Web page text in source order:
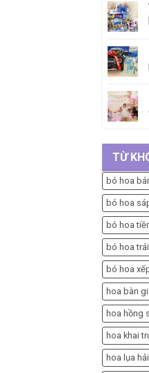
TỪ
bó hoa
bó hoa
bó hoa
bó hoa
bó hoa
hoa bàn
hoa hồng
hoa khai
hoa lụa